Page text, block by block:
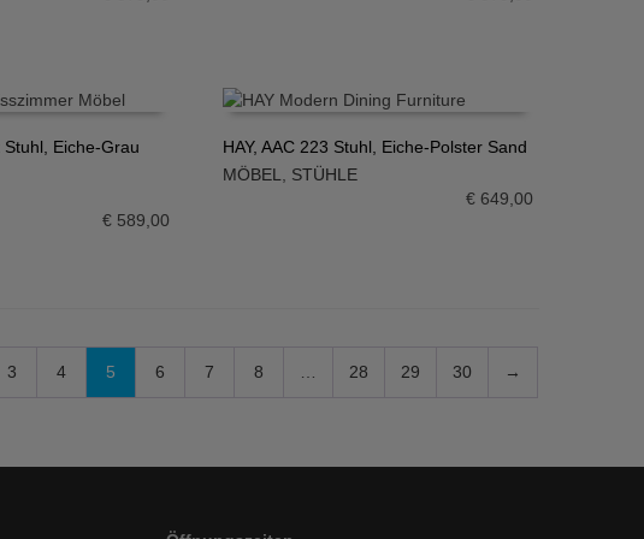
Stuhl, Eiche-Grau
€589,00
IN DEN WARENKORB
HAY, AAC 223 Stuhl, Eiche-Polster Sand
MÖBEL, STÜHLE
€ 649,00
3 4 5 6 7 8 28 29 30 →